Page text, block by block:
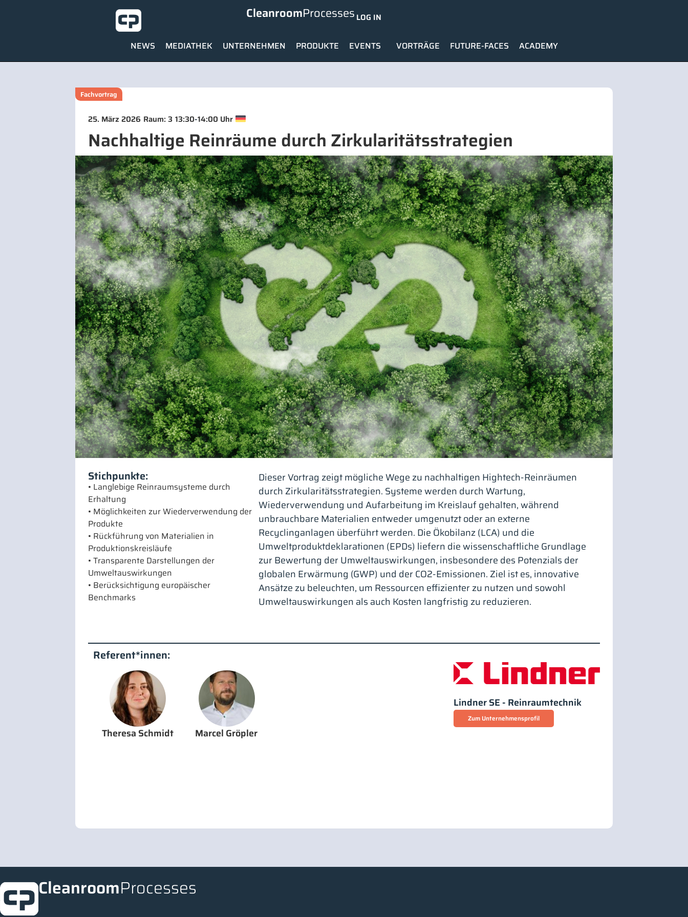
CleanroomProcesses LOG IN
NEWS MEDIATHEK UNTERNEHMEN PRODUKTE EVENTS VORTRÄGE FUTURE-FACES ACADEMY
Fachvortrag
25. März 2026 Raum: 3 13:30-14:00 Uhr
Nachhaltige Reinräume durch Zirkularitätsstrategien
Stichpunkte:
• Langlebige Reinraumsysteme durch
Erhaltung
• Möglichkeiten zur Wiederverwendung der
Produkte
• Rückführung von Materialien in
Produktionskreisläufe
• Transparente Darstellungen der
Umweltauswirkungen
• Berücksichtigung europäischer
Benchmarks
Dieser Vortrag zeigt mögliche Wege zu nachhaltigen Hightech-Reinräumen
durch Zirkularitätsstrategien. Systeme werden durch Wartung,
Wiederverwendung und Aufarbeitung im Kreislauf gehalten, während
unbrauchbare Materialien entweder umgenutzt oder an externe
Recyclinganlagen überführt werden. Die Ökobilanz (LCA) und die
Umweltproduktdeklarationen (EPDs) liefern die wissenschaftliche Grundlage
zur Bewertung der Umweltauswirkungen, insbesondere des Potenzials der
globalen Erwärmung (GWP) und der CO2-Emissionen. Ziel ist es, innovative
Ansätze zu beleuchten, um Ressourcen effizienter zu nutzen und sowohl
Umweltauswirkungen als auch Kosten langfristig zu reduzieren.
Referent*innen:
Theresa Schmidt Marcel Gröpler
Lindner SE - Reinraumtechnik
Zum Unternehmensprofil
CleanroomProcesses